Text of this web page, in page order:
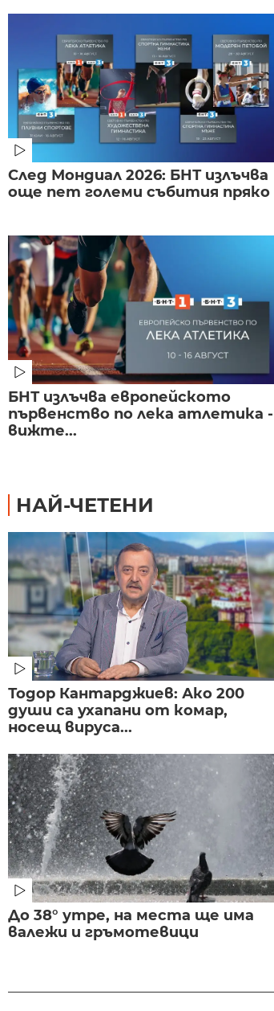
След Мондиал 2026: БНТ излъчва
още пет големи събития пряко
БНТ излъчва европейското
първенство по лека атлетика -
вижте...
НАЙ-ЧЕТЕНИ
Тодор Кантарджиев: Ако 200
души са ухапани от комар,
носещ вируса...
До 38° утре, на места ще има
валежи и гръмотевици